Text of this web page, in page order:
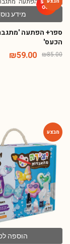
מידע
ספר+ הפתעה
הכעס'
₪85.00
₪59.00
הוספה